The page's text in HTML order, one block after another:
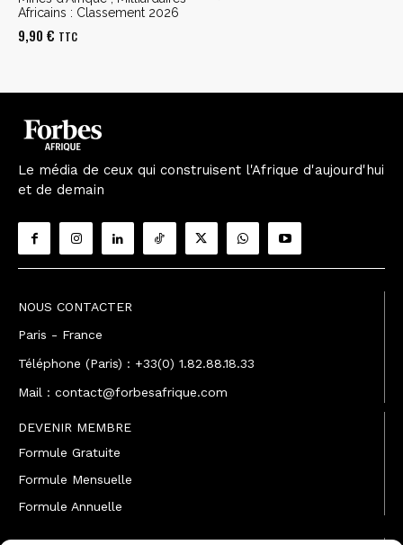
Africains : Classement 2026
9,90 € TTC
Le média de ceux qui construisent l'Afrique d'aujourd'hui
et de demain
NOUS CONTACTER
Paris - France
Téléphone (Paris) : +33(0) 1.82.88.18.33
Mail : contact@forbesafrique.com
DEVENIR MEMBRE
Formule Gratuite
Formule Mensuelle
Formule Annuelle